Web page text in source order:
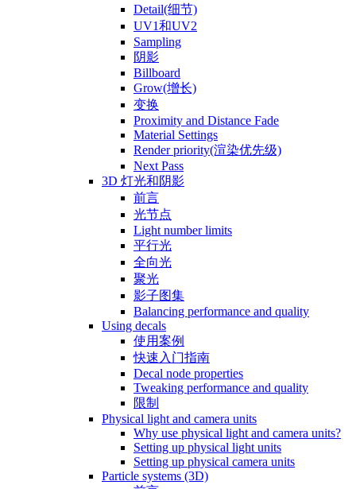
Detail(细节)
UV1和UV2
Sampling
阴影
Billboard
Grow(增长)
变换
Proximity and Distance Fade
Material Settings
Render priority(渲染优先级)
Next Pass
3D 灯光和阴影
前言
光节点
Light number limits
平行光
全向光
聚光
影子图集
Balancing performance and quality
Using decals
使用案例
快速入门指南
Decal node properties
Tweaking performance and quality
限制
Physical light and camera units
Why use physical light and camera units?
Setting up physical light units
Setting up physical camera units
Particle systems (3D)